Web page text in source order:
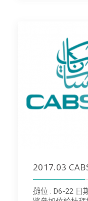
2017.03
攤位 : D6-22 日